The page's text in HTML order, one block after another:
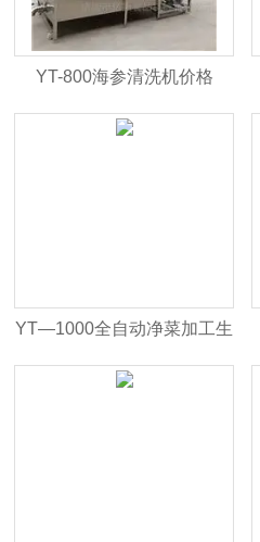
YT-800海参清洗机价格
YT—1000全自动净菜加工生
产线